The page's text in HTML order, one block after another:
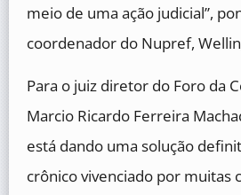
meio de uma ação judicial”,
coordenador do Nupref,
Para o juiz diretor do Foro da
Marcio Ricardo Ferreira
está dando uma solução
crônico vivenciado por muitas